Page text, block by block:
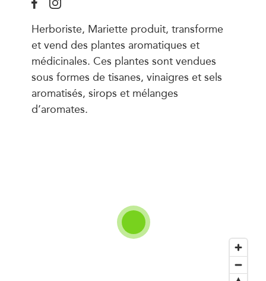
Herboriste, Mariette produit, transforme
et vend des plantes aromatiques et
médicinales. Ces plantes sont vendues
sous formes de tisanes, vinaigres et sels
aromatisés, sirops et mélanges
d’aromates.